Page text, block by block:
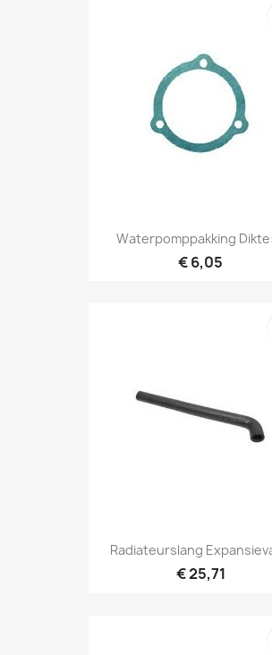
Waterpomppakking
€ 6,05
Radiateurslang
€ 25,71